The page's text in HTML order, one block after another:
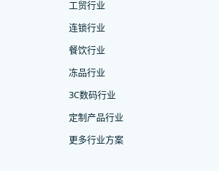
工贸行业
连锁行业
餐饮行业
冻品行业
3C数码行业
定制产品行业
更多行业方案